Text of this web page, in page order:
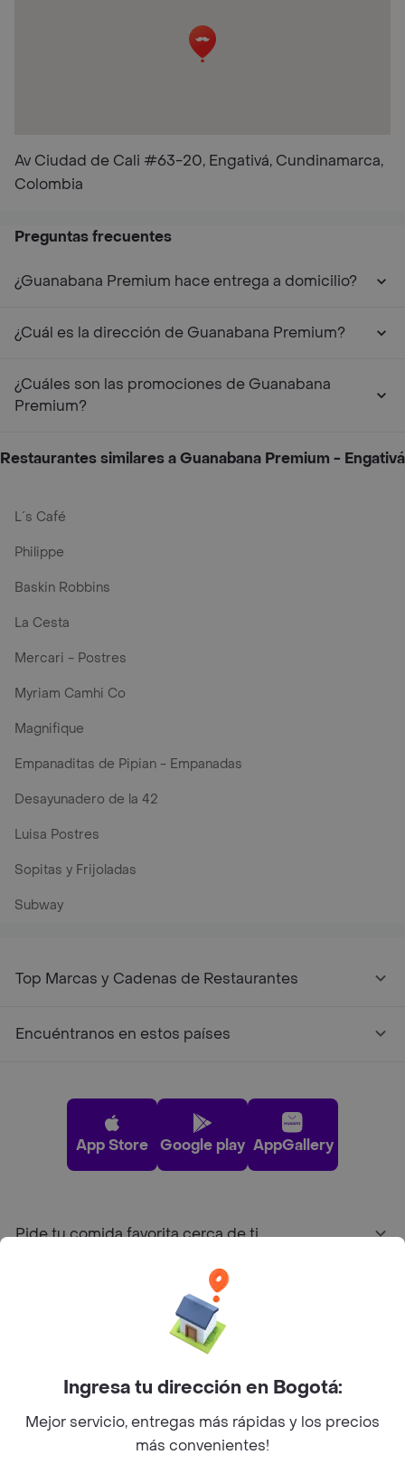
Av Ciudad de Cali #63-20, Engativá, Cundinamarca,
Colombia
Preguntas frecuentes
¿Guanabana Premium hace entrega a domicilio?
¿Cuál es la dirección de Guanabana Premium?
¿Cuáles son las promociones de Guanabana
Premium?
Restaurantes similares a Guanabana Premium - Engativá
L´s Café
Philippe
Baskin Robbins
La Cesta
Mercari - Postres
Myriam Camhi Co
Magnifique
Empanaditas de Pipian - Empanadas
Desayunadero de la 42
Luisa Postres
Sopitas y Frijoladas
Subway
Top Marcas y Cadenas de Restaurantes
Encuéntranos en estos países
App Store Google play AppGallery
Pide tu comida favorita cerca de ti
Sobre Rappi
Facebook
Twitter
Instagram
Ingresa tu dirección en Bogotá:
Mejor servicio, entregas más rápidas y los precios
más convenientes!